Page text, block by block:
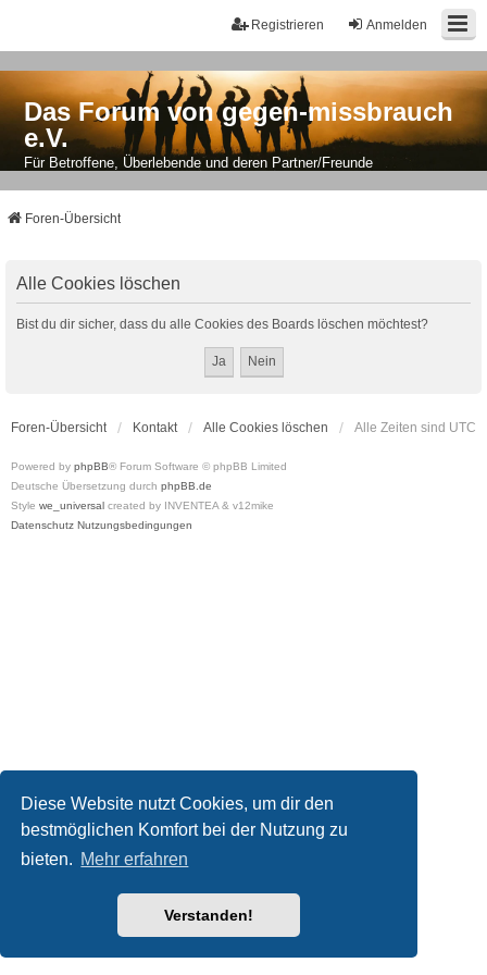
Diese Website nutzt Cookies, um dir den
bestmöglichen Komfort bei der Nutzung zu
bieten. Mehr erfahren
Verstanden!
Anmelden
Registrieren
Das Forum von gegen-missbrauch
e.V.
Für Betroffene, Überlebende und deren Partner/Freunde
Foren-Übersicht
Alle Cookies löschen
Bist du dir sicher, dass du alle Cookies des Boards löschen möchtest?
Foren-Übersicht Kontakt Alle Cookies löschen Alle Zeiten sind UTC
Powered by phpBB® Forum Software © phpBB Limited
Deutsche Übersetzung durch phpBB.de
Style we_universal created by INVENTEA & v12mike
Datenschutz Nutzungsbedingungen